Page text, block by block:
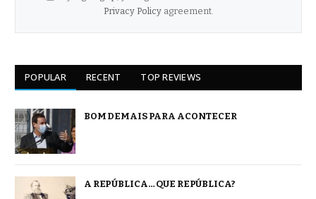
Privacy Policyagreement.
POPULAR RECENT TOP REVIEWS
BOM DEMAIS PARA ACONTECER
A REPÚBLICA… QUE REPÚBLICA?